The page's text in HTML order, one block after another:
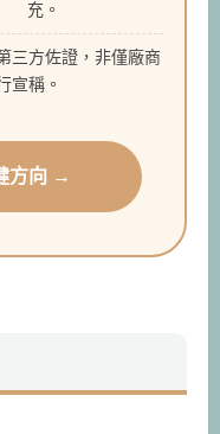
充。
三方佐證，非僅廠商
宣稱。
方向 →